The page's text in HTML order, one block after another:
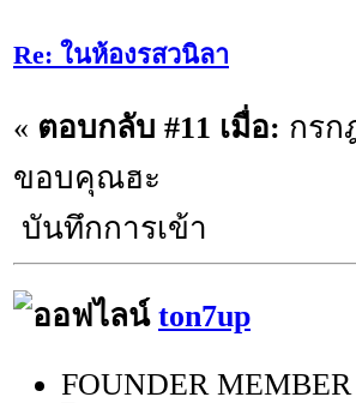
Re: ในห้องรสวนิลา
« ตอบกลับ #11 เมื่อ: กรก
ขอบคุณฮะ
บันทึกการเข้า
ton7up
FOUNDER MEMBER